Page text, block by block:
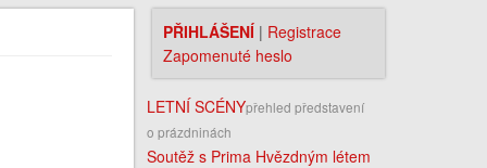
PŘIHLÁŠENÍ| Registrace
Zapomenuté heslo
LETNÍ SCÉNYpřehled představení
o prázdninách
Soutěž s Prima Hvězdným létem